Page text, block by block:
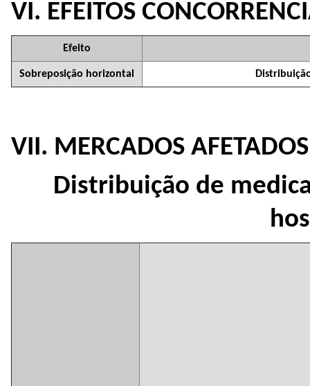
VI. EFEITOS
Efeito
Sobreposição horizontal
VII. MERCADOS AFETADOS
Distribuição de